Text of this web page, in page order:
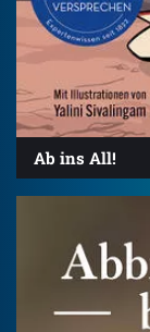
Ab ins All!